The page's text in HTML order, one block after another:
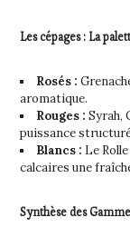
Les cépages : La
Rosés :
aromatique.
Rouges : Syrah,
puissance
Blancs : Le
calcaires une
Synthèse des